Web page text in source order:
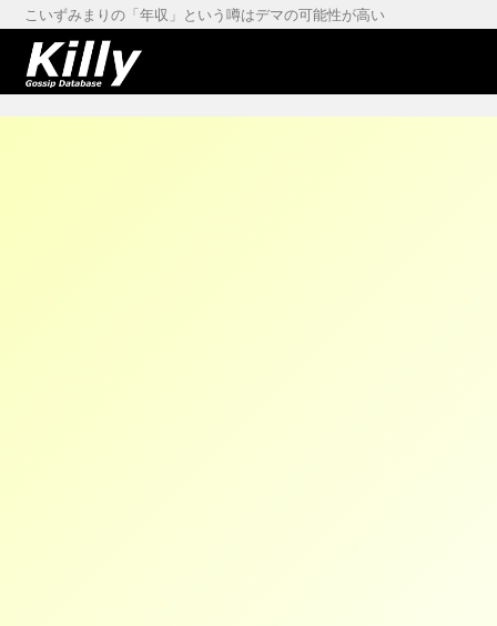
こいずみまりの「年収」という噂はデマの可能性が高い